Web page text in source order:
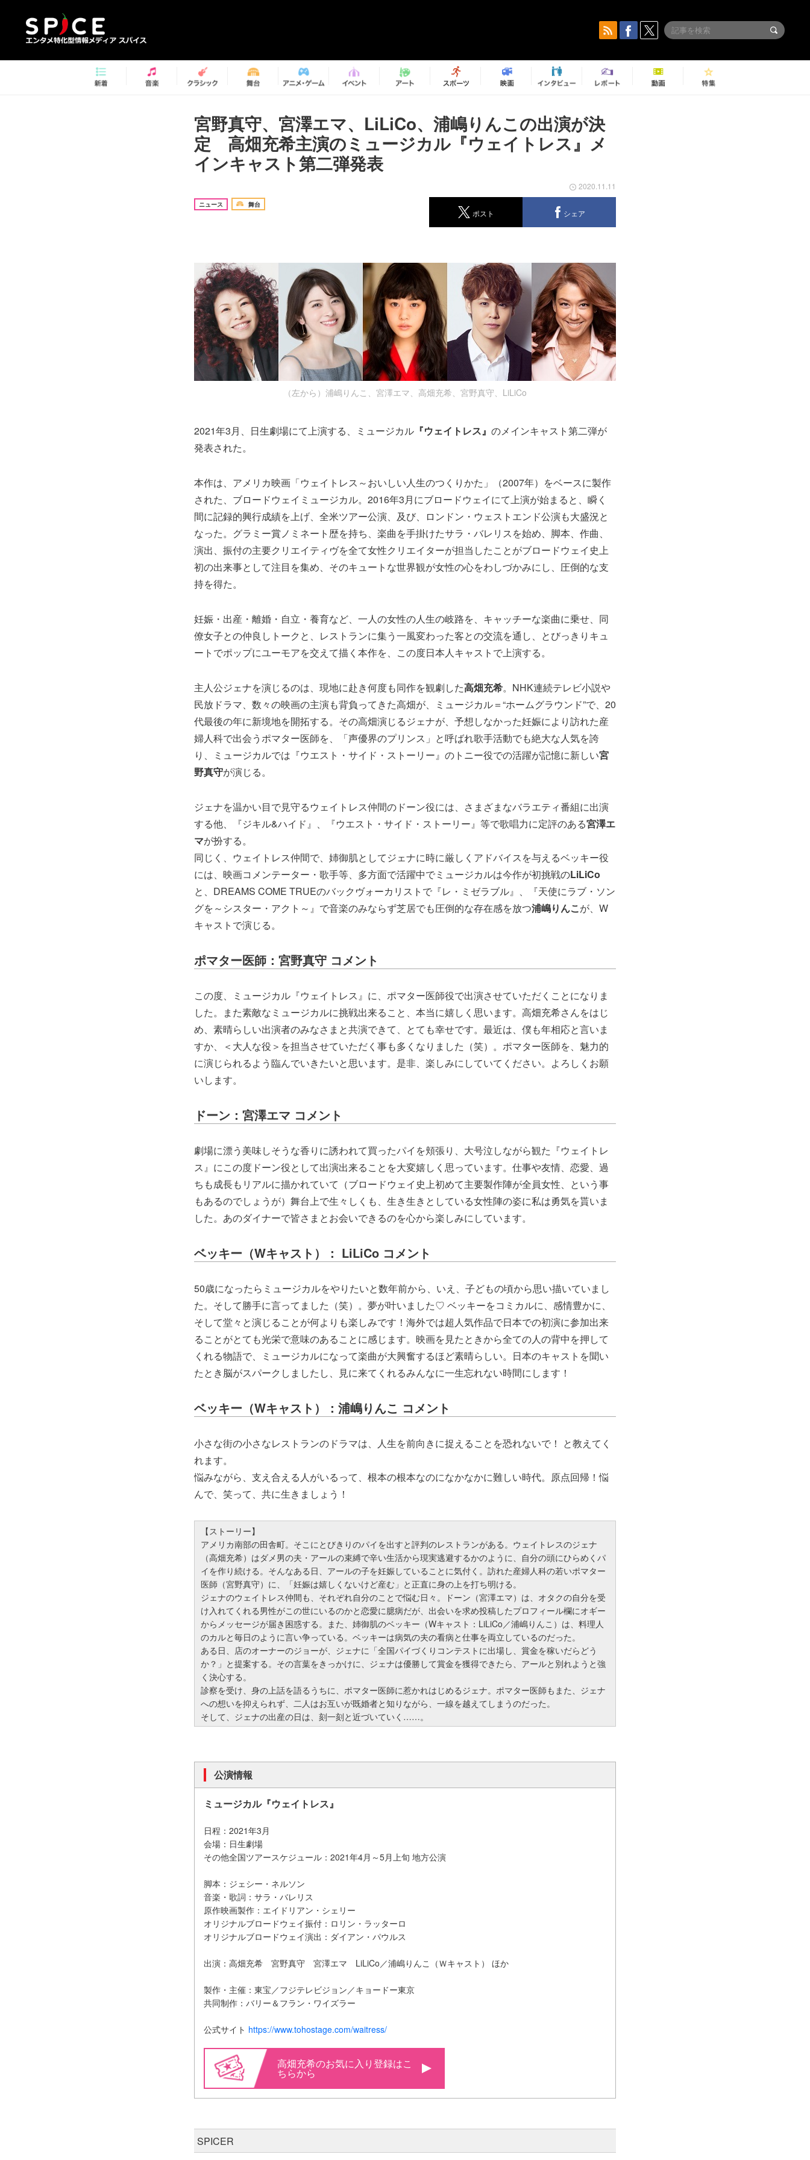
宮野真守、宮澤エマ、LiLiCo、浦嶋りんこの出演が決
定 高畑充希主演のミュージカル『ウェイトレス』メ
インキャスト第二弾発表
ニュース 舞台
2020.11.11
ポスト シェア
（左から）浦嶋りんこ、宮澤エマ、高畑充希、宮野真守、LiLiCo
2021年3月、日生劇場にて上演する、ミュージカル 『ウェイトレス』 のメインキャスト第二弾が
発表された。
本作は、アメリカ映画「ウェイトレス～おいしい人生のつくりかた」（2007年）をベースに製作
された、ブロードウェイミュージカル。2016年3月にブロードウェイにて上演が始まると、瞬く
間に記録的興行成績を上げ、全米ツアー公演、及び、ロンドン・ウェストエンド公演も大盛況と
なった。グラミー賞ノミネート歴を持ち、楽曲を手掛けたサラ・バレリスを始め、脚本、作曲、
演出、振付の主要クリエイティヴを全て女性クリエイターが担当したことがブロードウェイ史上
初の出来事として注目を集め、そのキュートな世界観が女性の心をわしづかみにし、圧倒的な支
持を得た。
妊娠・出産・離婚・自立・養育など、一人の女性の人生の岐路を、キャッチーな楽曲に乗せ、同
僚女子との仲良しトークと、レストランに集う一風変わった客との交流を通し、とびっきりキュ
ートでポップにユーモアを交えて描く本作を、この度日本人キャストで上演する。
主人公ジェナを演じるのは、現地に赴き何度も同作を観劇した高畑充希。NHK連続テレビ小説や
民放ドラマ、数々の映画の主演も背負ってきた高畑が、ミュージカル＝“ホームグラウンド”で、20
代最後の年に新境地を開拓する。その高畑演じるジェナが、予想しなかった妊娠により訪れた産
婦人科で出会うポマター医師を、「声優界のプリンス」と呼ばれ歌手活動でも絶大な人気を誇
り、ミュージカルでは『ウエスト・サイド・ストーリー』のトニー役での活躍が記憶に新しい宮
野真守が演じる。
ジェナを温かい目で見守るウェイトレス仲間のドーン役には、さまざまなバラエティ番組に出演
する他、『ジキル&ハイド』、『ウエスト・サイド・ストーリー』等で歌唱力に定評のある宮澤エ
マが扮する。
同じく、ウェイトレス仲間で、姉御肌としてジェナに時に厳しくアドバイスを与えるベッキー役
には、映画コメンテーター・歌手等、多方面で活躍中でミュージカルは今作が初挑戦のLiLiCo
と、DREAMS COME TRUEのバックヴォーカリストで『レ・ミゼラブル』、『天使にラブ・ソン
グを～シスター・アクト～』で音楽のみならず芝居でも圧倒的な存在感を放つ浦嶋りんこが、W
キャストで演じる。
ポマター医師：宮野真守 コメント
この度、ミュージカル『ウェイトレス』に、ポマター医師役で出演させていただくことになりま
した。また素敵なミュージカルに挑戦出来ること、本当に嬉しく思います。高畑充希さんをはじ
め、素晴らしい出演者のみなさまと共演できて、とても幸せです。最近は、僕も年相応と言いま
すか、＜大人な役＞を担当させていただく事も多くなりました（笑）。ポマター医師を、魅力的
に演じられるよう臨んでいきたいと思います。是非、楽しみにしていてください。よろしくお願
いします。
ドーン：宮澤エマ コメント
劇場に漂う美味しそうな香りに誘われて買ったパイを頬張り、大号泣しながら観た『ウェイトレ
ス』にこの度ドーン役として出演出来ることを大変嬉しく思っています。仕事や友情、恋愛、過
ちも成長もリアルに描かれていて（ブロードウェイ史上初めて主要製作陣が全員女性、という事
もあるのでしょうが）舞台上で生々しくも、生き生きとしている女性陣の姿に私は勇気を貰いま
した。あのダイナーで皆さまとお会いできるのを心から楽しみにしています。
ベッキー（Wキャスト）： LiLiCo コメント
50歳になったらミュージカルをやりたいと数年前から、いえ、子どもの頃から思い描いていまし
た。そして勝手に言ってました（笑）。夢が叶いました♡ ベッキーをコミカルに、感情豊かに、
そして堂々と演じることが何よりも楽しみです！海外では超人気作品で日本での初演に参加出来
ることがとても光栄で意味のあることに感じます。映画を見たときから全ての人の背中を押して
くれる物語で、ミュージカルになって楽曲が大興奮するほど素晴らしい。日本のキャストを聞い
たとき脳がスパークしましたし、見に来てくれるみんなに一生忘れない時間にします！
ベッキー（Wキャスト）：浦嶋りんこ コメント
小さな街の小さなレストランのドラマは、人生を前向きに捉えることを恐れないで！ と教えてく
れます。
悩みながら、支え合える人がいるって、根本の根本なのになかなかに難しい時代。原点回帰！悩
んで、笑って、共に生きましょう！
【ストーリー】
アメリカ南部の田舎町。そこにとびきりのパイを出すと評判のレストランがある。ウェイトレスのジェナ
（高畑充希）はダメ男の夫・アールの束縛で辛い生活から現実逃避するかのように、自分の頭にひらめくパ
イを作り続ける。そんなある日、アールの子を妊娠していることに気付く。訪れた産婦人科の若いポマター
医師（宮野真守）に、「妊娠は嬉しくないけど産む」と正直に身の上を打ち明ける。
ジェナのウェイトレス仲間も、それぞれ自分のことで悩む日々。ドーン（宮澤エマ）は、オタクの自分を受
け入れてくれる男性がこの世にいるのかと恋愛に臆病だが、出会いを求め投稿したプロフィール欄にオギー
からメッセージが届き困惑する。また、姉御肌のベッキー（Wキャスト：LiLiCo／浦嶋りんこ）は、料理人
のカルと毎日のように言い争っている。ベッキーは病気の夫の看病と仕事を両立しているのだった。
ある日、店のオーナーのジョーが、ジェナに「全国パイづくりコンテストに出場し、賞金を稼いだらどう
か？」と提案する。その言葉をきっかけに、ジェナは優勝して賞金を獲得できたら、アールと別れようと強
く決心する。
診察を受け、身の上話を語るうちに、ポマター医師に惹かれはじめるジェナ。ポマター医師もまた、ジェナ
への想いを抑えられず、二人はお互いが既婚者と知りながら、一線を越えてしまうのだった。
そして、ジェナの出産の日は、刻一刻と近づいていく……。
公演情報
ミュージカル『ウェイトレス』
日程：2021年3月
会場：日生劇場
その他全国ツアースケジュール：2021年4月～5月上旬 地方公演
脚本：ジェシー・ネルソン
音楽・歌詞：サラ・バレリス
原作映画製作：エイドリアン・シェリー
オリジナルブロードウェイ振付：ロリン・ラッターロ
オリジナルブロードウェイ演出：ダイアン・パウルス
出演：高畑充希 宮野真守 宮澤エマ LiLiCo／浦嶋りんこ（Ｗキャスト） ほか
製作・主催：東宝／フジテレビジョン／キョードー東京
共同制作：バリー＆フラン・ワイズラー
公式サイト https://www.tohostage.com/waitress/
高畑充希のお気に入り登録はこ
ちらから
SPICER